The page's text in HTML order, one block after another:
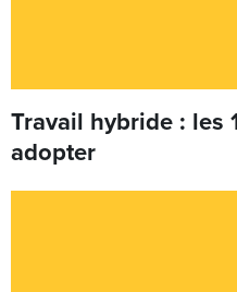
Travail hybride : les
adopter